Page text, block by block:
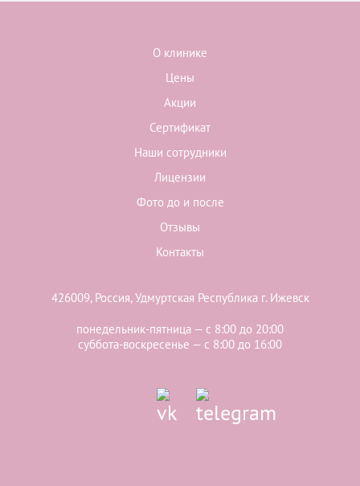
О клинике
Цены
Акции
Сертификат
Наши сотрудники
Лицензии
Фото до и после
Отзывы
Контакты
426009, Россия, Удмуртская Республика г. Ижевск
понедельник-пятница — с 8:00 до 20:00
суббота-воскресенье — с 8:00 до 16:00